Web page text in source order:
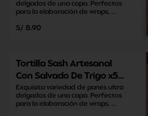
delgados de una capa. Perfectos
para la elaboración de wraps,
S/ 8.90
Tortilla Sash Artesanal
Con Salvado De Trigo x5
und
Exquisita variedad de panes ultra
delgados de una capa. Perfectos
para la elaboración de wraps,